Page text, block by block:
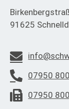
91625
07950
07950